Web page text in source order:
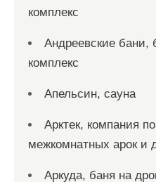
комплекс
Андреевские бани,
комплекс
Апельсин, сауна
Арктек, компания
межкомнатных арок и
Аркуда, баня на